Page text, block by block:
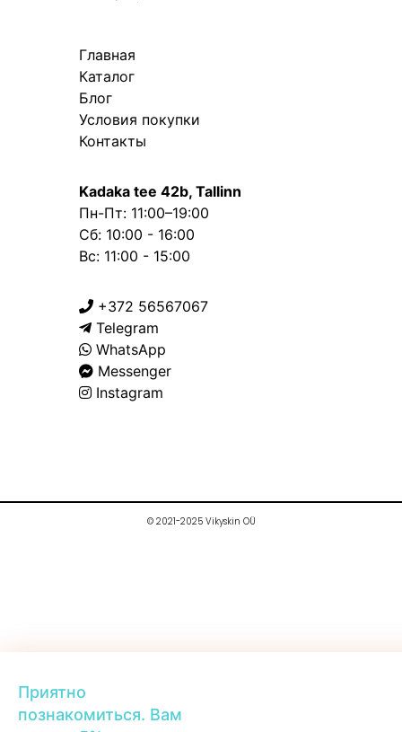
Приятно
познакомиться. Вам
Главная
Каталог
Блог
Условия покупки
Контакты
Kadaka tee 42b, Tallinn
Пн-Пт: 11:00–19:00
Сб: 10:00 - 16:00
Вс: 11:00 - 15:00
+372 56567067
Telegram
WhatsApp
Messenger
Instagram
© 2021-2025 Vikyskin OÜ